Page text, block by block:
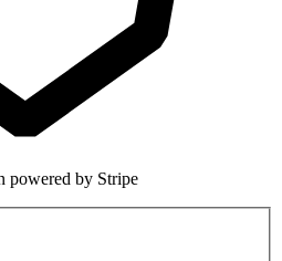
powered by Stripe